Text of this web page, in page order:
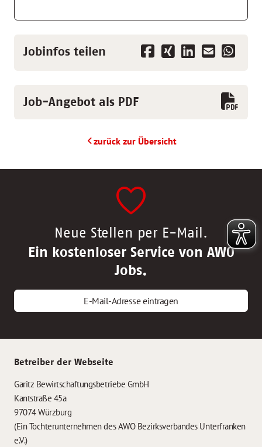
Jobinfos teilen
Job-Angebot als PDF
zurück zur Übersicht
Neue Stellen per E-Mail.
Ein kostenloser Service von AWO
Jobs.
E-Mail-Adresse eintragen
Betreiber der Webseite
Garitz Bewirtschaftungsbetriebe GmbH
Kantstraße 45a
97074 Würzburg
(Ein Tochterunternehmen des AWO Bezirksverbandes Unterfranken
e.V.)